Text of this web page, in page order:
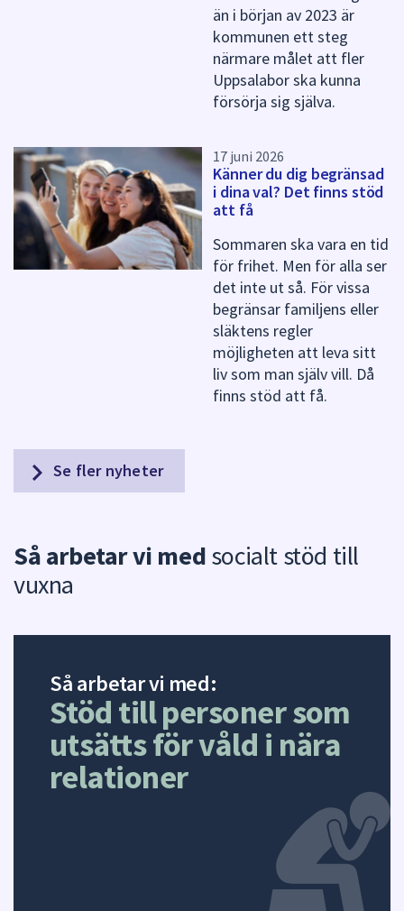
än i början av 2023 är
kommunen ett steg
närmare målet att fler
Uppsalabor ska kunna
försörja sig själva.
17 juni 2026
Känner du dig begränsad
i dina val? Det finns stöd
att få
Sommaren ska vara en tid
för frihet. Men för alla ser
det inte ut så. För vissa
begränsar familjens eller
släktens regler
möjligheten att leva sitt
liv som man själv vill. Då
finns stöd att få.
Se fler nyheter
Så arbetar vi medsocialt stöd till
vuxna
Så arbetar vi med:
Stöd till personer som
utsätts för våld i nära
relationer